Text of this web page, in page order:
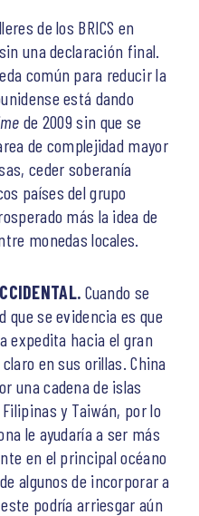
de los BRICS en
una declaración final.
común para reducir la
está dando
de 2009 sin que se
de complejidad mayor
ceder soberanía
países del grupo
más la idea de
monedas locales.
Cuando se
que se evidencia es que
expedita hacia el gran
en sus orillas. China
una cadena de islas
y Taiwán, por lo
le ayudaría a ser más
en el principal océano
algunos de incorporar a
podría arriesgar aún